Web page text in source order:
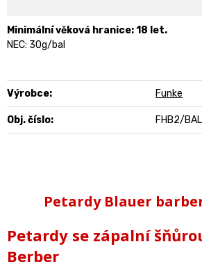
Minimální věková hranice: 18 let.
NEC: 30g/bal
Výrobce: Funke
Obj. číslo: FHB2/BAL
Petardy Blauer
Petardy se zápalní
Berber